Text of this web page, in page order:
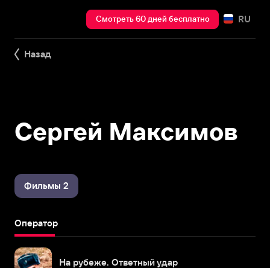
Смотреть 60 дней бесплатно RU
Назад
Сергей Максимов
Фильмы 2
Оператор
На рубеже. Ответный удар